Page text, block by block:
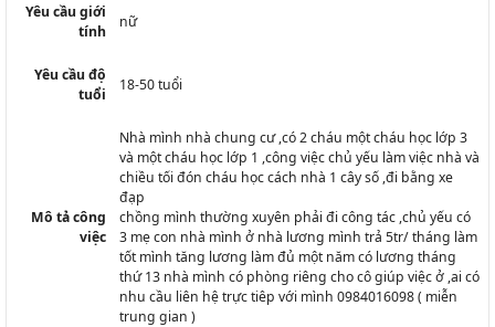
Yêu cầu giới
tính
nữ
Yêu cầu độ
tuổi
18-50 tuổi
Mô tả công
việc
Nhà mình nhà chung cư ,có 2 cháu một cháu học lớp 3
và một cháu học lớp 1 ,công việc chủ yếu làm việc nhà và
chiều tối đón cháu học cách nhà 1 cây số ,đi bằng xe
đạp
chồng mình thường xuyên phải đi công tác ,chủ yếu có
3 mẹ con nhà mình ở nhà lương mình trả 5tr/ tháng làm
tốt mình tăng lương làm đủ một năm có lương tháng
thứ 13 nhà mình có phòng riêng cho cô giúp việc ở ,ai có
nhu cầu liên hệ trực tiêp với mình 0984016098 ( miễn
trung gian )